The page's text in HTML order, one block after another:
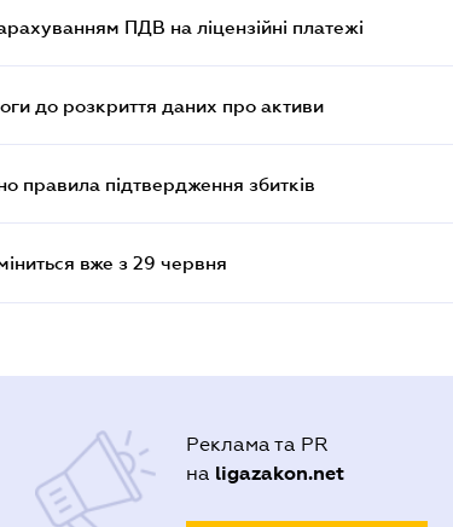
ПДВ на ліцензійні платежі
до розкриття даних про активи
правила підтвердження збитків
вже з 29 червня
Реклама та PR
на ligazakon.net